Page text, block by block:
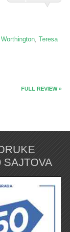
, Teresa
FULL REVIEW »
SAJTOVA